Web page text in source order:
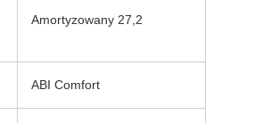
Amortyzowany 27,2
ABI Comfort